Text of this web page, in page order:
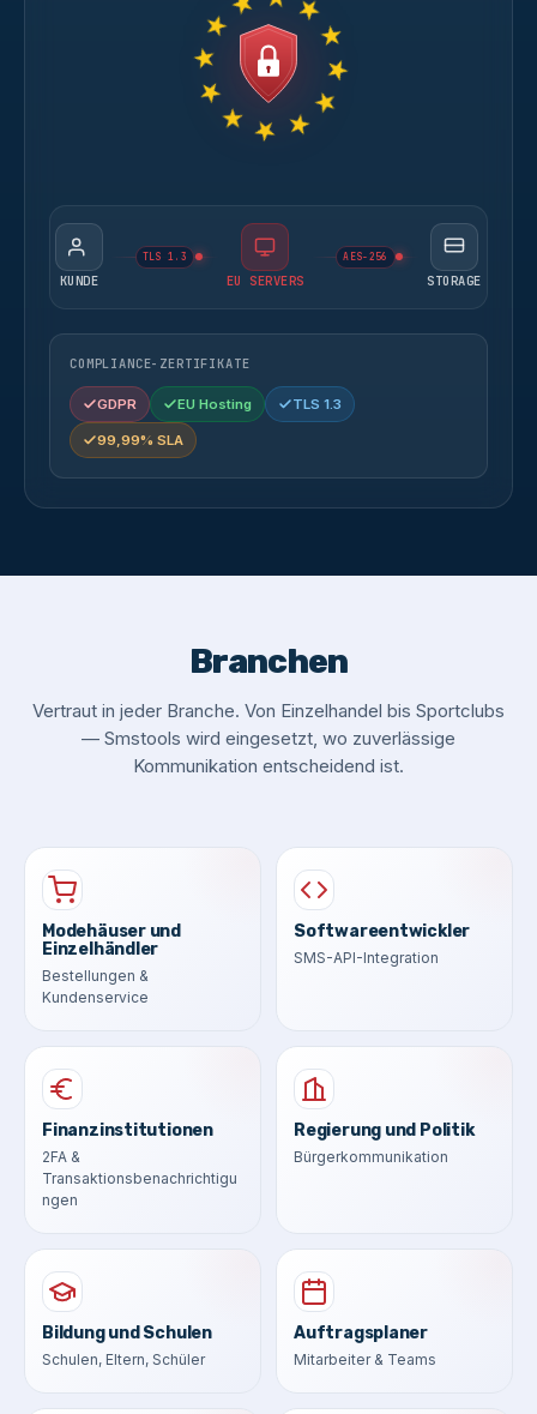
KUNDE
TLS 1.3
EU SERVERS
AES-256
STORAGE
COMPLIANCE-ZERTIFIKATE
GDPR EU Hosting TLS 1.3
99,99% SLA
Branchen
Vertraut in jeder Branche. Von Einzelhandel bis Sportclubs
— Smstools wird eingesetzt, wo zuverlässige
Kommunikation entscheidend ist.
Modehäuser und
Einzelhändler
Bestellungen &
Kundenservice
Softwareentwickler
SMS-API-Integration
Finanzinstitutionen
2FA &
Transaktionsbenachrichtigu
ngen
Regierung und Politik
Bürgerkommunikation
Bildung und Schulen
Schulen, Eltern, Schüler
Auftragsplaner
Mitarbeiter & Teams